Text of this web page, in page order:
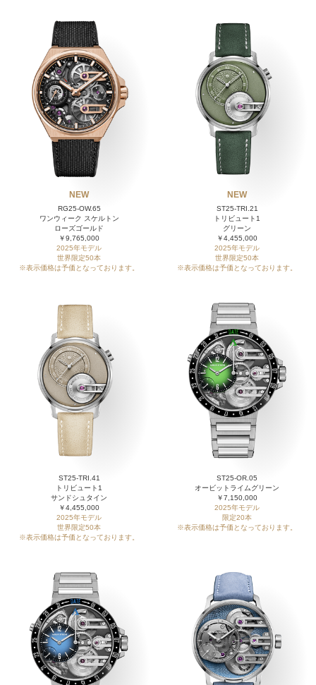
NEW
RG25-OW.65
ワンウィーク スケルトン
ローズゴールド
￥9,765,000
2025年モデル
世界限定50本
※表示価格は予価となっております。
NEW
ST25-TRI.21
トリビュート1
グリーン
￥4,455,000
2025年モデル
世界限定50本
※表示価格は予価となっております。
ST25-TRI.41
トリビュート1
サンドシュタイン
￥4,455,000
2025年モデル
世界限定50本
※表示価格は予価となっております。
ST25-OR.05
オービットライムグリーン
￥7,150,000
2025年モデル
限定20本
※表示価格は予価となっております。